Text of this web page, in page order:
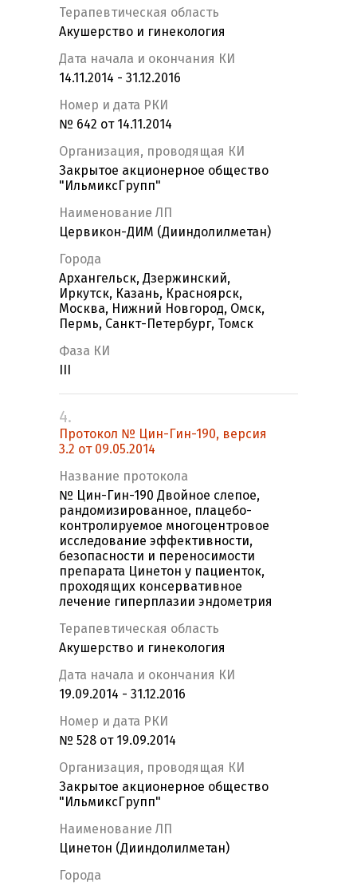
Терапевтическая область
Акушерство и гинекология
Дата начала и окончания КИ
14.11.2014 - 31.12.2016
Номер и дата РКИ
№ 642 от 14.11.2014
Организация, проводящая КИ
Закрытое акционерное общество
"ИльмиксГрупп"
Наименование ЛП
Цервикон-ДИМ (Дииндолилметан)
Города
Архангельск, Дзержинский,
Иркутск, Казань, Красноярск,
Москва, Нижний Новгород, Омск,
Пермь, Санкт-Петербург, Томск
Фаза КИ
4.
Протокол № Цин-Гин-190, версия
3.2 от 09.05.2014
Название протокола
№ Цин-Гин-190 Двойное слепое,
рандомизированное, плацебо-
контролируемое многоцентровое
исследование эффективности,
безопасности и переносимости
препарата Цинетон у пациенток,
проходящих консервативное
лечение гиперплазии эндометрия
Терапевтическая область
Акушерство и гинекология
Дата начала и окончания КИ
19.09.2014 - 31.12.2016
Номер и дата РКИ
№ 528 от 19.09.2014
Организация, проводящая КИ
Закрытое акционерное общество
"ИльмиксГрупп"
Наименование ЛП
Цинетон (Дииндолилметан)
Города